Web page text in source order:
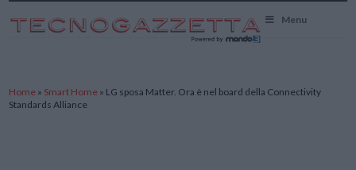
Menu
Home » Smart Home » LG sposa Matter. Ora è nel board della Connectivity
Standards Alliance